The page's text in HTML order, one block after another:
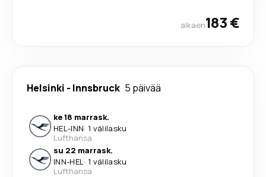
alkaen183 €
Helsinki - Innsbruck 5 päivää
ke 18 marrask.
HEL-INN· 1 välilasku
Lufthansa
su 22 marrask.
INN-HEL· 1 välilasku
Lufthansa